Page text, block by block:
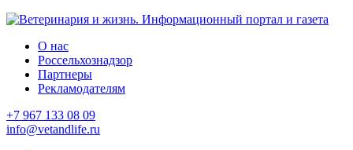
О нас
Россельхознадзор
Партнеры
Рекламодателям
+7 967 133 08 09
info@vetandlife.ru